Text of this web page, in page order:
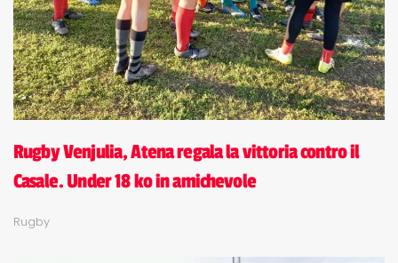
Rugby Venjulia, Atena regala la vittoria contro il
Casale. Under 18 ko in amichevole
Rugby